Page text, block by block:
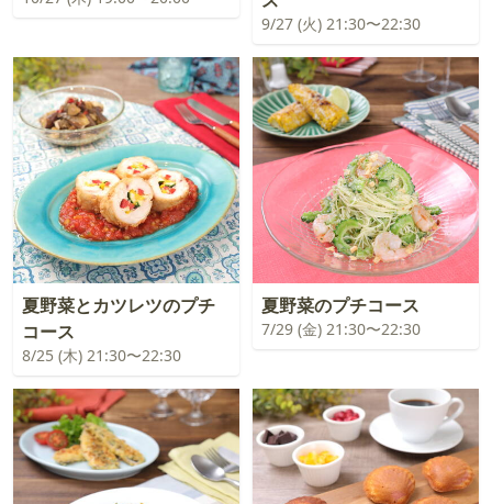
9/27 (火) 21:30〜22:30
夏野菜とカツレツのプチ
コース
8/25 (木) 21:30〜22:30
夏野菜のプチコース
7/29 (金) 21:30〜22:30